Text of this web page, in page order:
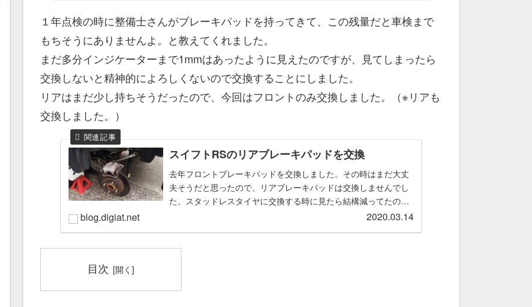
１年点検の時に整備士さんがブレーキパッドを持ってきて、この残量だと車検まで
もちそうにありませんよ。と教えてくれました。
まだ多分インジケーターまで1mmはあったように見えたのですが、見てしまったら
交換しないと精神的によろしくないので交換することにしました。
リアはまだ少し持ちそうだったので、今回はフロントのみ交換しました。（※リアも
交換しました。）
スイフトRSのリアブレーキパッドを交換
去年フロントブレーキパッドを交換しました。その時はまだ大丈
夫そうだと思ったので、リアブレーキパッドは交換しませんでし
た。スタッドレスタイヤに交換する時に見たら結構減ってたの
で、今年は車検もあるし、もうすぐ10万kmなので夏タイヤに戻す
blog.digiat.net 2020.03.14
目次